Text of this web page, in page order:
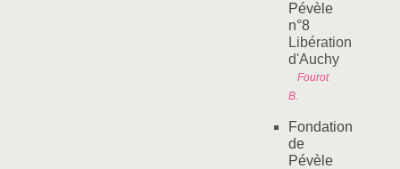
Pévèle
n°8
Libération
d'Auchy
Fourot
B.
Fondation
de
Pévèle